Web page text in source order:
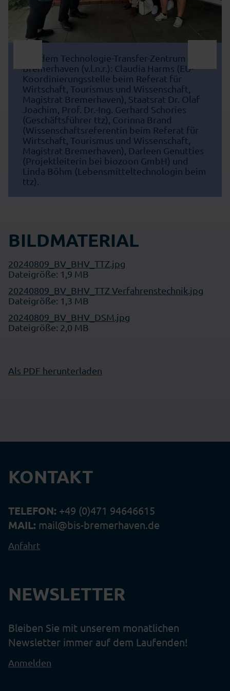
Vor dem Technologie-Transfer-Zentrum
Bremerhaven (v.l.n.r.): Claudia Harms (EU-
Koordinierungsstelle beim Referat für
Wirtschaft, Tourismus und Wissenschaft,
Magistrat Bremerhaven), Staatsrat Dr. Olaf
Joachim, Prof. Dr.-Ing. Gerhard Schories
(Geschäftsführer ttz), Corinna Brand
(Wissenschaftsreferentin beim Referat für
Wirtschaft, Tourismus und Wissenschaft,
Magistrat Bremerhaven), Darleen Genutties
(Projektleiterin bei biozoon GmbH) und
Linda Böhm (Lebensmitteltechnologin beim
ttz).
BILDMATERIAL
20240809_BV_BHV_TTZ.jpg
Dateigröße: 1,9 MB
20240809_BV_BHV_TTZ Verfahrenstechnik.jpg
Dateigröße: 1,3 MB
20240809_BV_BHV_DSM.jpg
Dateigröße: 2,0 MB
Als PDF herunterladen
KONTAKT
TELEFON: +49 (0)471 94646615
MAIL: mail@bis-bremerhaven.de
Anfahrt
NEWSLETTER
Bleiben Sie mit unserem monatlichen
Newsletter immer auf dem Laufenden!
Anmelden